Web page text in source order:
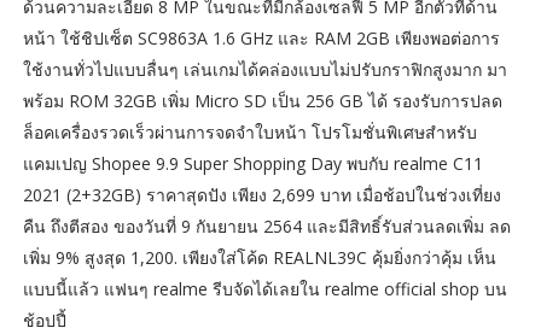
ด้วนความละเอียด 8 MP ในขณะที่มีกล้องเซลฟี่ 5 MP อีกตัวที่ด้าน
หน้า ใช้ชิปเซ็ต SC9863A 1.6 GHz และ RAM 2GB เพียงพอต่อการ
ใช้งานทั่วไปแบบลื่นๆ เล่นเกมได้คล่องแบบไม่ปรับกราฟิกสูงมาก มา
พร้อม ROM 32GB เพิ่ม Micro SD เป็น 256 GB ได้ รองรับการปลด
ล็อคเครื่องรวดเร็วผ่านการจดจำใบหน้า โปรโมชั่นพิเศษสำหรับ
แคมเปญ Shopee 9.9 Super Shopping Day พบกับ realme C11
2021 (2+32GB) ราคาสุดปัง เพียง 2,699 บาท เมื่อช้อปในช่วงเที่ยง
คืน ถึงตีสอง ของวันที่ 9 กันยายน 2564 และมีสิทธิ์รับส่วนลดเพิ่ม ลด
เพิ่ม 9% สูงสุด 1,200. เพียงใส่โค้ด REALNL39C คุ้มยิ่งกว่าคุ้ม เห็น
แบบนี้แล้ว แฟนๆ realme รีบจัดได้เลยใน realme official shop บน
ช้อปปี้